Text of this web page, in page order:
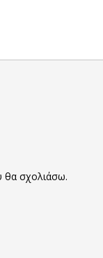
θα σχολιάσω.